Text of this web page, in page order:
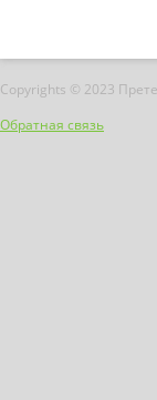
Copyrights © 2023
Обратная связь